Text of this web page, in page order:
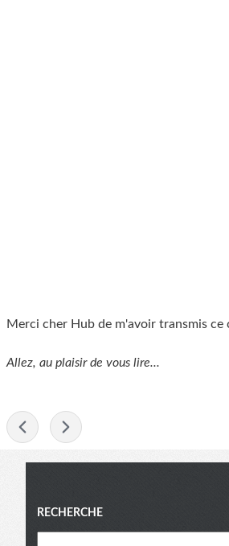
Merci cher Hub de m'avoir transmis ce
Allez, au plaisir de vous lire...
Menu
RECHERCHE